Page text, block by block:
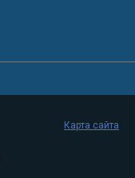
Карта сайта